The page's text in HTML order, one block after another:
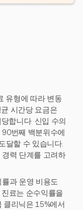
유형에 따라 변동
시간당 요금은
합니다. 신입 수의
번째 백분위수에
달할 수 있습니다.
력 단계를 고려하
과 운영 비용도
료는 순수익률을
클리닉은 15%에서